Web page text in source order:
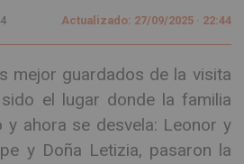
Actualizado: 27/09/2025 · 22:44
mejor guardados de la visita
el lugar donde la familia
y ahora se desvela: Leonor y
y Doña Letizia, pasaron la